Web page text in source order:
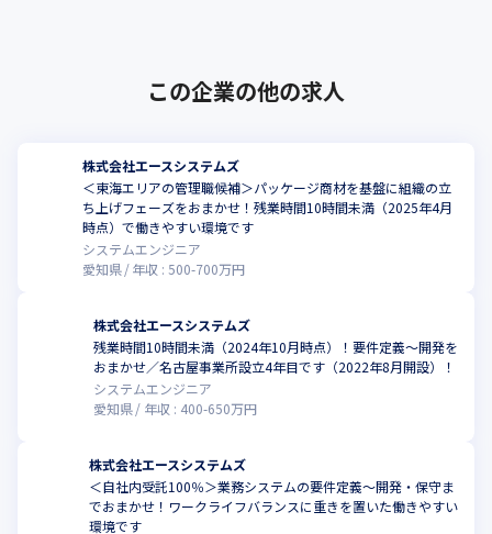
この企業の他の求人
株式会社エースシステムズ
＜東海エリアの管理職候補＞パッケージ商材を基盤に組織の立
ち上げフェーズをおまかせ！残業時間10時間未満（2025年4月
時点）で働きやすい環境です
システムエンジニア
愛知県
年収 :500-700万円
株式会社エースシステムズ
残業時間10時間未満（2024年10月時点）！要件定義～開発を
おまかせ／名古屋事業所設立4年目です（2022年8月開設）！
システムエンジニア
愛知県
年収 : 400-650万円
株式会社エースシステムズ
＜自社内受託100％＞業務システムの要件定義～開発・保守ま
でおまかせ！ワークライフバランスに重きを置いた働きやすい
環境です